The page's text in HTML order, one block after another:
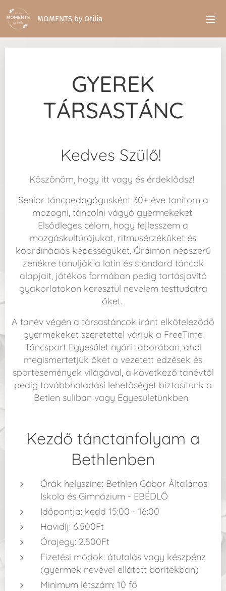
MOMENTS by Otilia
GYEREK
TÁRSASTÁNC
Kedves Szülő!
Köszönöm, hogy itt vagy és érdeklődsz!
Senior táncpedagógusként 30+ éve tanítom a
mozogni, táncolni vágyó gyermekeket.
Elsődleges célom, hogy fejlesszem a
mozgáskultúrájukat, ritmusérzéküket és
koordinációs képességüket. Óráimon népszerű
zenékre tanulják a latin és standard táncok
alapjait, játékos formában pedig tartásjavító
gyakorlatokon keresztül nevelem testtudatra
őket.
A tanév végén a társastáncok iránt elköteleződő
gyermekeket szeretettel várjuk a FreeTime
Táncsport Egyesület nyári táborában, ahol
megismertetjük őket a vezetett edzések és
sportesemények világával, a következő tanévtől
pedig továbbhaladási lehetőséget biztosítunk a
Betlen suliban vagy Egyesületünkben.
Kezdő tánctanfolyam a
Bethlenben
Órák helyszíne: Bethlen Gábor Általános
Iskola és Gimnázium - EBÉDLŐ
Időpontja: kedd 15:00 - 16:00
Havidíj: 6.500Ft
Órajegy: 2.500Ft
Fizetési módok: átutalás vagy készpénz
(gyermek nevével ellátott borítékban)
Minimum létszám: 10 fő